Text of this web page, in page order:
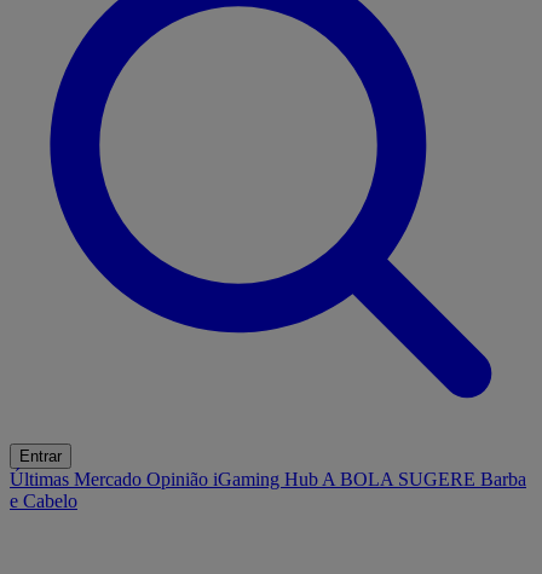
Entrar
Últimas Mercado Opinião iGaming Hub A BOLA SUGERE Barba
e Cabelo